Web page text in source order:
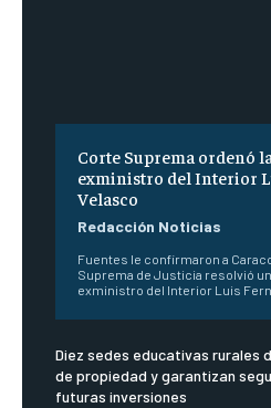
Corte Suprema ordenó
exministro del Interior
Velasco
Redacción Noticias
Fuentes le confirmaron a
Suprema de Justicia resolvió
exministro del Interior Luis
Diez sedes educativas rurales
de propiedad y garantizan
futuras inversiones